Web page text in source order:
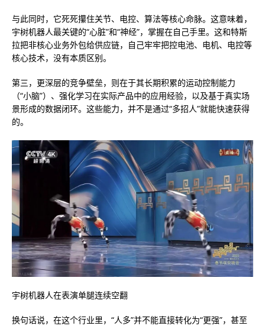
与此同时，它死死攥住关节、电控、算法等核心命脉。这意味着，
宇树机器人最关键的“心脏”和“神经”，掌握在自己手里。这和特斯
拉把非核心业务外包给供应链，自己牢牢把控电池、电机、电控等
核心技术，没有本质区别。
第三，更深层的竞争壁垒，则在于其长期积累的运动控制能力
（“小脑”）、强化学习在实际产品中的应用经验，以及基于真实场
景形成的数据闭环。这些能力，并不是通过“多招人”就能快速获得
的。
宇树机器人在表演单腿连续空翻
换句话说，在这个行业里，“人多”并不能直接转化为“更强”，甚至